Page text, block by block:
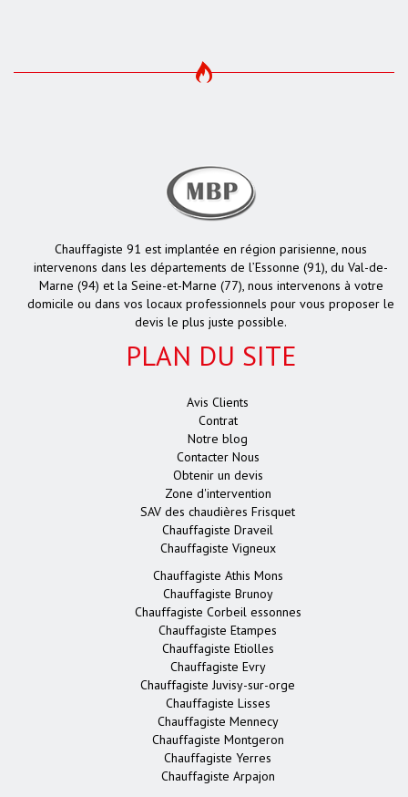
Chauffagiste 91 est implantée en région parisienne, nous
intervenons dans les départements de l’Essonne (91), du Val-de-
Marne (94) et la Seine-et-Marne (77), nous intervenons à votre
domicile ou dans vos locaux professionnels pour vous proposer le
devis le plus juste possible.
PLAN DU SITE
Avis Clients
Contrat
Notre blog
Contacter Nous
Obtenir un devis
Zone d'intervention
SAV des chaudières Frisquet
Chauffagiste Draveil
Chauffagiste Vigneux
Chauffagiste Athis Mons
Chauffagiste Brunoy
Chauffagiste Corbeil essonnes
Chauffagiste Etampes
Chauffagiste Etiolles
Chauffagiste Evry
Chauffagiste Juvisy-sur-orge
Chauffagiste Lisses
Chauffagiste Mennecy
Chauffagiste Montgeron
Chauffagiste Yerres
Chauffagiste Arpajon